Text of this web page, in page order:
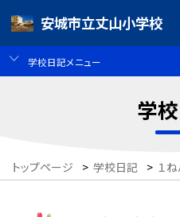
安城市立丈山小学校
学校日記メニュー
学
トップページ > 学校日記 > １